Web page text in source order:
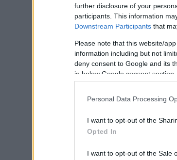
further disclosure of your
participants. This information
Downstream Participants that
Please note that this website/
information including but not
deny consent to Google and its
in below Google consent section.
Personal Data Processing
I want to opt-out of the
Opted In
I want to opt-out of the Sale